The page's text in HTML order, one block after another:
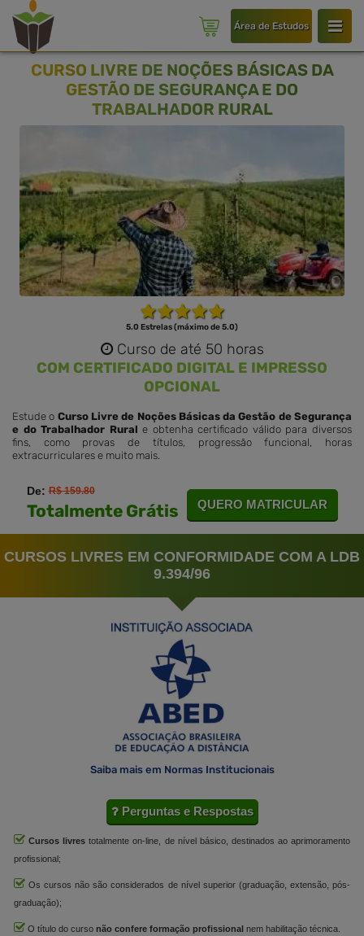
Área de Estudos
CURSO LIVRE DE NOÇÕES BÁSICAS DA
GESTÃO DE SEGURANÇA E DO
TRABALHADOR RURAL
5.0 Estrelas (máximo de 5.0)
Curso de até 50 horas
COM CERTIFICADO DIGITAL E IMPRESSO
OPCIONAL
Estude o Curso Livre de Noções Básicas da Gestão de Segurança
e do Trabalhador Rural e obtenha certificado válido para diversos
fins, como provas de títulos, progressão funcional, horas
extracurriculares e muito mais.
De:R$ 159.80
Totalmente Grátis QUERO MATRICULAR
CURSOS LIVRES EM CONFORMIDADE COM A LDB
9.394/96
Saiba mais em Normas Institucionais
Perguntas e Respostas
Cursos livres totalmente on-line, de nível básico, destinados ao aprimoramento
profissional;
Os cursos não são considerados de nível superior (graduação, extensão, pós-
graduação);
O título do curso não confere formação profissional nem habilitação técnica.